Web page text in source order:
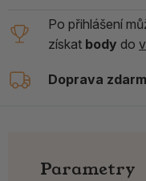
Po přihlášení
získat body do
Doprava
Parametry